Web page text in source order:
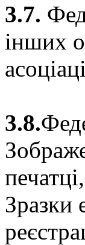
3.7.
інших
3.8.
Зразки